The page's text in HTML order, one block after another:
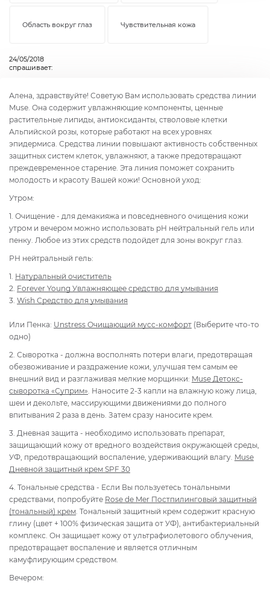
Область вокруг глаз Чувствительная кожа
24/05/2018
спрашивает:
Алена, здравствуйте! Советую Вам использовать средства линии
Muse. Она содержит увлажняющие компоненты, ценные
растительные липиды, антиоксиданты, стволовые клетки
Альпийской розы, которые работают на всех уровнях
эпидермиса. Средства линии повышают активность собственных
защитных систем клеток, увлажняют, а также предотвращают
преждевременное старение. Эта линия поможет сохранить
молодость и красоту Вашей кожи! Основной уход:
Утром:
1. Очищение - для демакияжа и повседневного очищения кожи
утром и вечером можно использовать рН нейтральный гель или
пенку. Любое из этих средств подойдет для зоны вокруг глаз.
РН нейтральный гель:
1. Натуральный очиститель
2. Forever Young Увлажняющее средство для умывания
3. Wish Средство для умывания
Или Пенка: Unstress Очищающий мусс-комфорт (Выберите что-то
одно)
2. Сыворотка - должна восполнять потери влаги, предотвращая
обезвоживание и раздражение кожи, улучшая тем самым ее
внешний вид и разглаживая мелкие морщинки: Muse Детокс-
сыворотка «Суприм» . Наносите 2-3 капли на влажную кожу лица,
шеи и декольте, массирующими движениями до полного
впитывания 2 раза в день. Затем сразу наносите крем.
3. Дневная защита - необходимо использовать препарат,
защищающий кожу от вредного воздействия окружающей среды,
УФ, предотвращающий воспаление, удерживающий влагу. Muse
Дневной защитный крем SPF 30
4. Тональные средства - Если Вы пользуетесь тональными
средствами, попробуйте Rose de Mer Постпилинговый защитный
(тональный) крем . Тональный защитный крем содержит красную
глину (цвет + 100% физическая защита от УФ), антибактериальный
комплекс. Он защищает кожу от ультрафиолетового облучения,
предотвращает воспаление и является отличным
камуфлирующим средством.
Вечером: